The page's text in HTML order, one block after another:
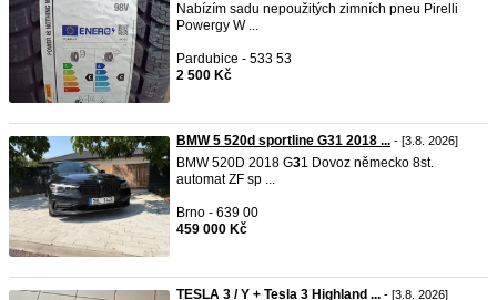
Nabízím sadu nepoužitých zimních pneu Pirelli
Powergy W ...
Pardubice - 533 53
2 500 Kč
BMW 5 520d sportline G31 2018 ... - [3.8. 2026]
BMW 520D 2018 G31 Dovoz německo 8st.
automat ZF sp ...
Brno - 639 00
459 000 Kč
TESLA 3 / Y + Tesla 3 Highland ... - [3.8. 2026]